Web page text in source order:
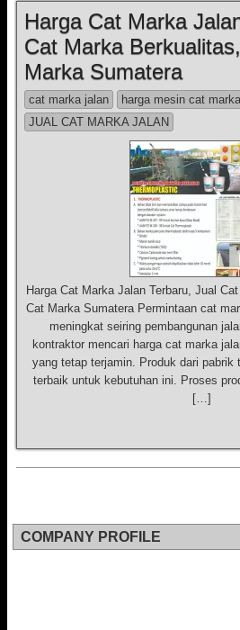
Harga Cat Marka
Cat Marka
Marka Sumatera
cat marka jalan
harga mesin cat
JUAL CAT MARKA JALAN
Harga Cat Marka Jalan Terbaru, Jual
Cat Marka Sumatera Permintaan cat
meningkat seiring pembangunan
kontraktor mencari harga cat marka
yang tetap terjamin. Produk dari pabrik
terbaik untuk kebutuhan ini. Proses
[…]
COMPANY PROFILE